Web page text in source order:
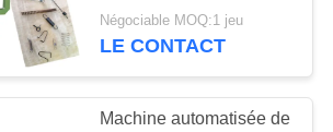
17
numérique par
ordinateur de diamètre
Négociable MOQ:1 jeu
LE CONTACT
Machine automatisée de